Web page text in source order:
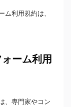
ム利用規約は、
ーム利用
、専門家やコン